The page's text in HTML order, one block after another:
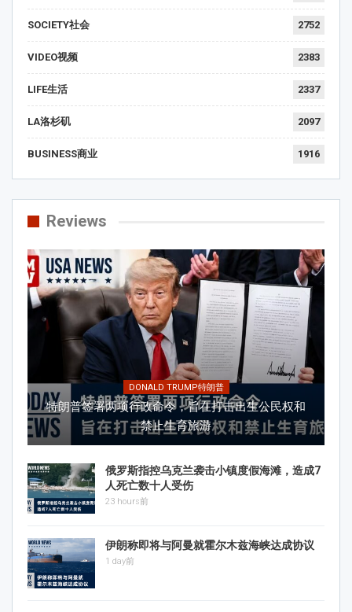
SOCIETY社会 2752
VIDEO视频 2383
LIFE生活 2337
LA洛杉矶 2097
BUSINESS商业 1916
Reviews
DONALD TRUMP特朗普
特朗普签署两项行政命令，旨在打击出生公民权和
禁止生育旅游
俄罗斯指控乌克兰袭击小镇度假海滩，造成7
人死亡数十人受伤
23 hours前
伊朗称即将与阿曼就霍尔木兹海峡达成协议
1 day前